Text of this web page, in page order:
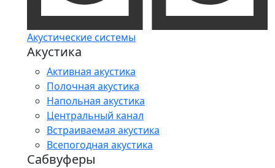
Акустические системы
Акустика
Активная акустика
Полочная акустика
Напольная акустика
Центральный канал
Встраиваемая акустика
Всепогодная акустика
Сабвуферы